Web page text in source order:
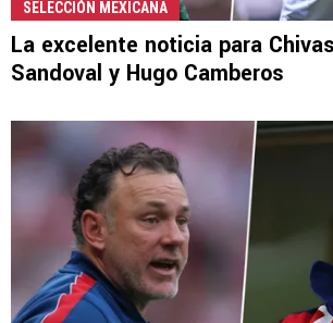
SELECCIÓN MEXICANA
La excelente noticia para
Sandoval y Hugo Camberos